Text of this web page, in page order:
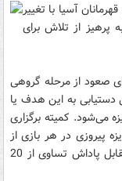
آسیا با تغییر
پرهیز از تلاش برای
صعود از مرحله گروهی
دستیابی به این هدف یا
کمیته برگزاری
پیروزی در هر بازی از
40 هزار دلار به 50 هزار دلار افزایش داد و در مقابل پاداش تساوی از 20